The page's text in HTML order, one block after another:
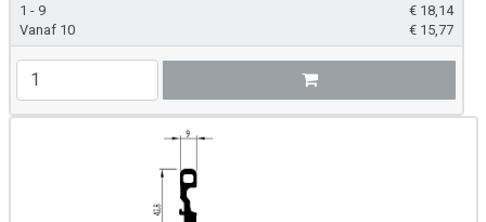
1 - 9 € 18,14
Vanaf 10
€ 15,77